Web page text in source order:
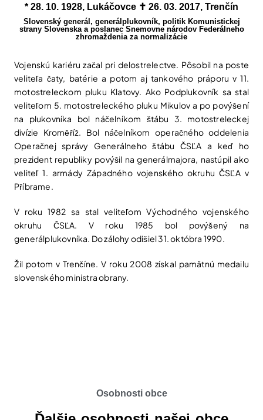
* 28. 10. 1928, Lukáčovce ✝︎ 26. 03. 2017, Trenčín
Slovenský generál, generálplukovník, politik Komunistickej
strany Slovenska a poslanec Snemovne národov Federálneho
zhromaždenia za normalizácie
Vojenskú kariéru začal pri delostrelectve. Pôsobil na poste
veliteľa čaty, batérie a potom aj tankového práporu v 11.
motostreleckom pluku Klatovy. Ako Podplukovník sa stal
veliteľom 5. motostreleckého pluku Mikulov a po povýšení
na plukovníka bol náčelníkom štábu 3. motostreleckej
divízie Kroměříž. Bol náčelníkom operačného oddelenia
Operačnej správy Generálneho štábu ČSĽA a keď ho
prezident republiky povýšil na generálmajora, nastúpil ako
veliteľ 1. armády Západného vojenského okruhu ČSĽA v
Příbrame.
V roku 1982 sa stal veliteľom Východného vojenského
okruhu ČSĽA. V roku 1985 bol povýšený na
generálplukovníka. Do zálohy odišiel 31. októbra 1990.
Žil potom v Trenčíne. V roku 2008 získal pamätnú medailu
slovenského ministra obrany.
Osobnosti obce